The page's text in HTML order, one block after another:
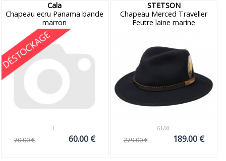
Cala
Chapeau ecru Panama bande
marron
L
60.00 €
70.00 €
STETSON
Chapeau Merced Traveller
Feutre laine marine
61/XL
189.00 €
279.00 €